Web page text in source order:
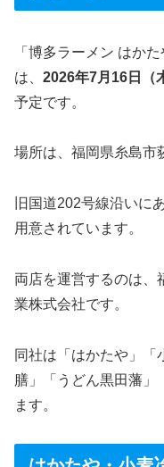
「博多ラーメン はか
は、 2026年7月16日（
予定です。
場所は、福岡県糸島市
旧国道202号線沿いに
用意されています。
両店を運営するのは、
業株式会社です。
同社は「はかたや」「
膳」「うどん黒田藩」
ます。